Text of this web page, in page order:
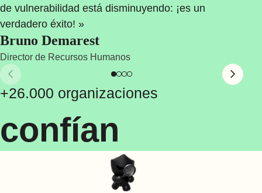
Formación a medida
Seguimiento del progreso
Cultura de ciberseguridad
+26.000 organizaciones
confían
de vulnerabilidad está disminuyendo: ¡es un
verdadero éxito! »
Bruno Demarest
Director de Recursos Humanos